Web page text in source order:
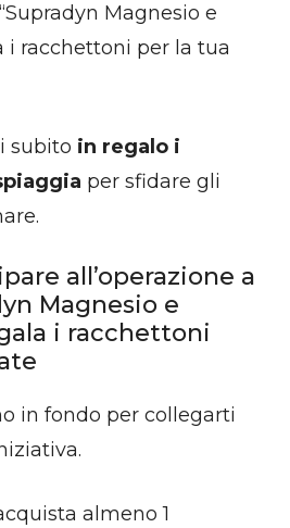
Magnesio e
i racchettoni per la tua
subito in regalo i
per sfidare gli
all’operazione a
Magnesio e
i racchettoni
in fondo per collegarti
almeno 1